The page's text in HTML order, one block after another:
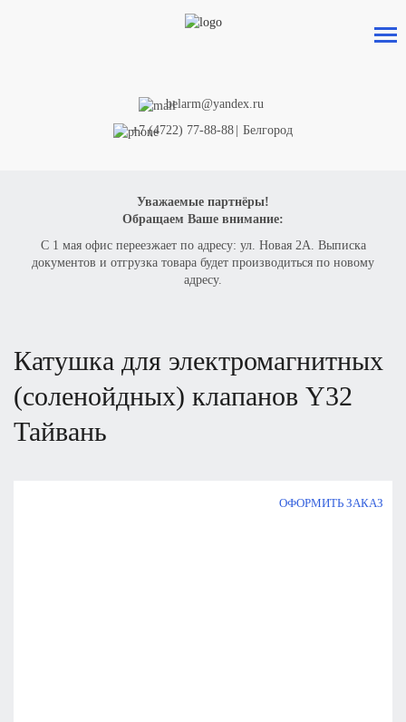
belarm@yandex.ru
+7 (4722) 77-88-88
Белгород
Уважаемые партнёры!
Обращаем Ваше внимание:
С 1 мая офис переезжает по адресу: ул. Новая 2А. Выписка
документов и отгрузка товара будет производиться по новому
адресу.
катушка для электромагнитных
(соленойдных) клапанов Y32
Тайвань
ОФОРМИТЬ ЗАКАЗ